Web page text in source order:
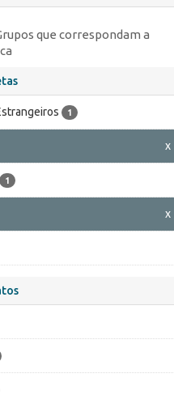
que correspondam a
1
x
1
x